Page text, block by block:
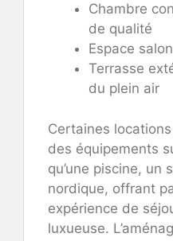
Chambre
de qualité
Espace
Terrasse
du plein air
Certaines
des équipements
qu’une piscine, un
nordique, offrant
expérience de
luxueuse.